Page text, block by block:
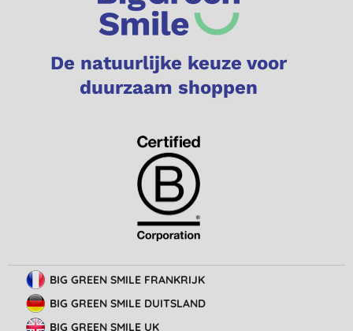
De natuurlijke keuze voor
duurzaam shoppen
BIG GREEN SMILE FRANKRIJK
BIG GREEN SMILE DUITSLAND
BIG GREEN SMILE UK